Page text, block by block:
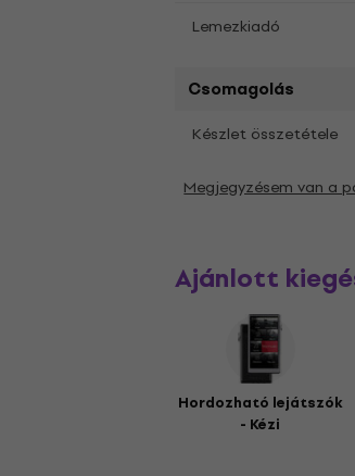
Lemezkiadó
Csomagolás
Készlet összetétele
Megjegyzésem van a
Ajánlott
Hordozható lejátszók
- Kézi